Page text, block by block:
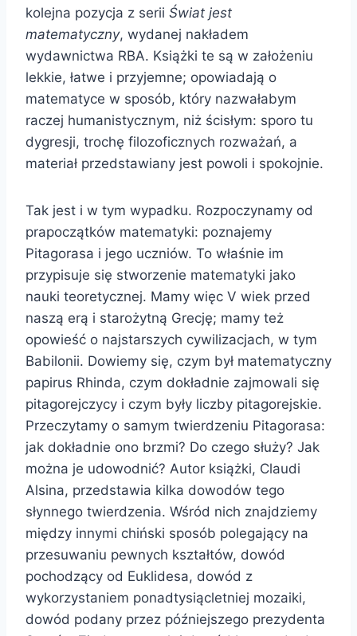
kolejna pozycja z serii Świat jest
matematyczny, wydanej nakładem
wydawnictwa RBA. Książki te są w założeniu
lekkie, łatwe i przyjemne; opowiadają o
matematyce w sposób, który nazwałabym
raczej humanistycznym, niż ścisłym: sporo tu
dygresji, trochę filozoficznych rozważań, a
materiał przedstawiany jest powoli i spokojnie.
Tak jest i w tym wypadku. Rozpoczynamy od
prapoczątków matematyki: poznajemy
Pitagorasa i jego uczniów. To właśnie im
przypisuje się stworzenie matematyki jako
nauki teoretycznej. Mamy więc V wiek przed
naszą erą i starożytną Grecję; mamy też
opowieść o najstarszych cywilizacjach, w tym
Babilonii. Dowiemy się, czym był matematyczny
papirus Rhinda, czym dokładnie zajmowali się
pitagorejczycy i czym były liczby pitagorejskie.
Przeczytamy o samym twierdzeniu Pitagorasa:
jak dokładnie ono brzmi? Do czego służy? Jak
można je udowodnić? Autor książki, Claudi
Alsina, przedstawia kilka dowodów tego
słynnego twierdzenia. Wśród nich znajdziemy
między innymi chiński sposób polegający na
przesuwaniu pewnych kształtów, dowód
pochodzący od Euklidesa, dowód z
wykorzystaniem ponadtysiącletniej mozaiki,
dowód podany przez późniejszego prezydenta